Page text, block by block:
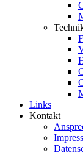
Links
Kontakt